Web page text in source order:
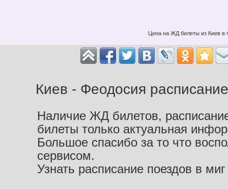
Цена на ЖД билеты из Киев в
Киев - Феодосия
Наличие ЖД билетов,
билеты только актуальная
Большое спасибо за то что
сервисом.
Узнать расписание поездов в